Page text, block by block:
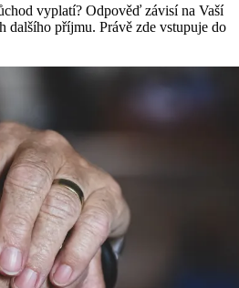
vyplatí? Odpověď závisí na Vaší
dalšího příjmu. Právě zde vstupuje do